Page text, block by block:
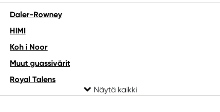
Daler-Rowney
HIMI
Koh i Noor
Muut guassivärit
Royal Talens
Winsor & Newton